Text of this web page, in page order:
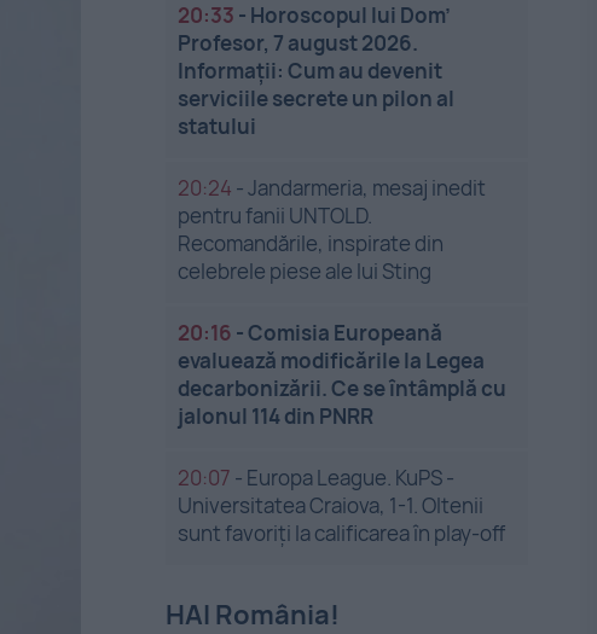
20:33 - Horoscopul lui Dom’
Profesor, 7 august 2026.
Informații: Cum au devenit
serviciile secrete un pilon al
statului
20:24 -Jandarmeria, mesaj inedit
pentru fanii UNTOLD.
Recomandările, inspirate din
celebrele piese ale lui Sting
20:16 -Comisia Europeană
evaluează modificările la Legea
decarbonizării. Ce se întâmplă cu
jalonul 114 din PNRR
20:07 - Europa League. KuPS -
Universitatea Craiova, 1-1. Oltenii
sunt favoriți la calificarea în play-off
HAI România!